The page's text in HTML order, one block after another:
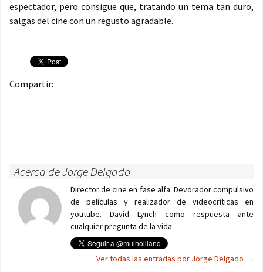
espectador, pero consigue que, tratando un tema tan duro,
salgas del cine con un regusto agradable.
Compartir:
Acerca de Jorge Delgado
Director de cine en fase alfa. Devorador compulsivo
de películas y realizador de videocríticas en
youtube. David Lynch como respuesta ante
cualquier pregunta de la vida.
Ver todas las entradas por Jorge Delgado →